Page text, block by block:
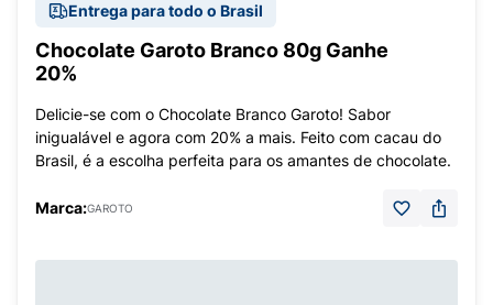
Entrega para todo o Brasil
Chocolate Garoto Branco 80g Ganhe
20%
Delicie-se com o Chocolate Branco Garoto! Sabor
inigualável e agora com 20% a mais. Feito com cacau do
Brasil, é a escolha perfeita para os amantes de chocolate.
Marca:GAROTO